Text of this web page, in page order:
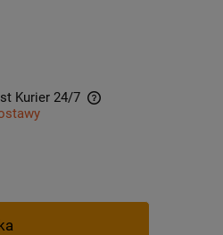
Kurier 24/7